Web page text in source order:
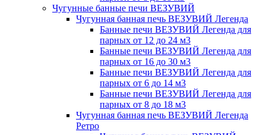
Чугунные банные печи ВЕЗУВИЙ
Чугунная банная печь ВЕЗУВИЙ Легенда
Банные печи ВЕЗУВИЙ Легенда для
парных от 12 до 24 м3
Банные печи ВЕЗУВИЙ Легенда для
парных от 16 до 30 м3
Банные печи ВЕЗУВИЙ Легенда для
парных от 6 до 14 м3
Банные печи ВЕЗУВИЙ Легенда для
парных от 8 до 18 м3
Чугунная банная печь ВЕЗУВИЙ Легенда
Ретро